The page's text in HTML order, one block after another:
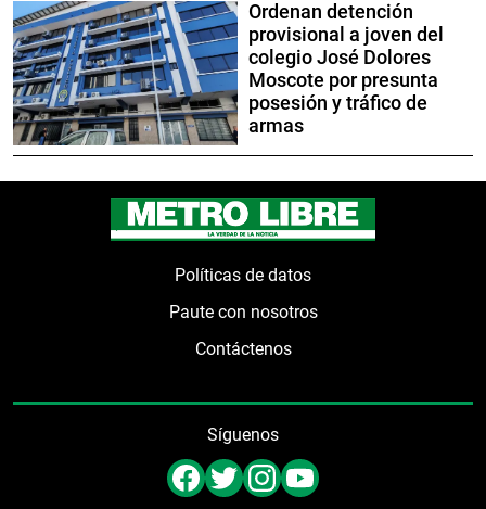
Ordenan detención
provisional a joven del
colegio José Dolores
Moscote por presunta
posesión y tráfico de
armas
Políticas de datos
Paute con nosotros
Contáctenos
Síguenos